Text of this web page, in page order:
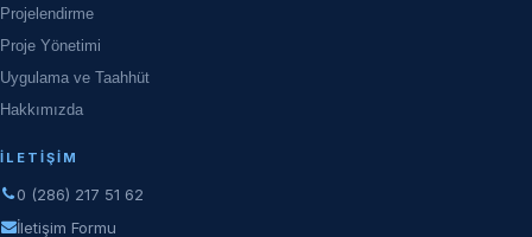
Projelendirme
Proje Yönetimi
Uygulama ve Taahhüt
Hakkımızda
İLETIŞIM
0 (286) 217 51 62
İletişim Formu